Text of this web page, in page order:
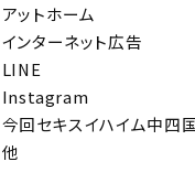
アットホーム
インターネット広告
LINE
Instagram
今回セキスイハイム中四
他